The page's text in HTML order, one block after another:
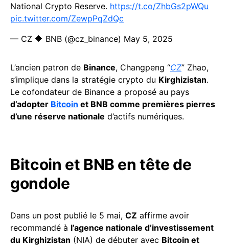
National Crypto Reserve. https://t.co/ZhbGs2pWQu
pic.twitter.com/ZewpPqZdQc
— CZ 🔶 BNB (@cz_binance) May 5, 2025
L’ancien patron de Binance, Changpeng “CZ” Zhao,
s’implique dans la stratégie crypto du Kirghizistan.
Le cofondateur de Binance a proposé au pays
d’adopter Bitcoin et BNB comme premières pierres
d’une réserve nationale d’actifs numériques.
Bitcoin et BNB en tête de
gondole
Dans un post publié le 5 mai, CZ affirme avoir
recommandé à l’agence nationale d’investissement
du Kirghizistan (NIA) de débuter avec Bitcoin et